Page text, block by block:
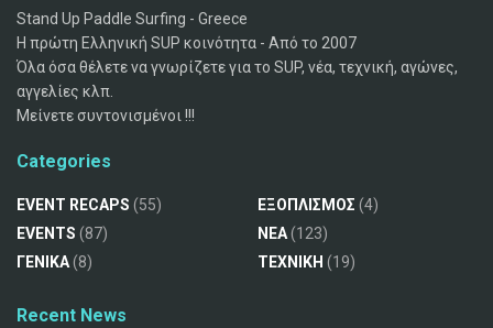
Stand Up Paddle Surfing - Greece
Η πρώτη Ελληνική SUP κοινότητα - Από το 2007
Όλα όσα θέλετε να γνωρίζετε για το SUP, νέα, τεχνική, αγώνες,
αγγελίες κλπ.
Μείνετε συντονισμένοι !!!
Categories
EVENT RECAPS (55)
EVENTS (87)
ΓΕΝΙΚΑ(8)
ΕΞΟΠΛΙΣΜΟΣ (4)
ΝΕΑ(123)
ΤΕΧΝΙΚΗ (19)
Recent News